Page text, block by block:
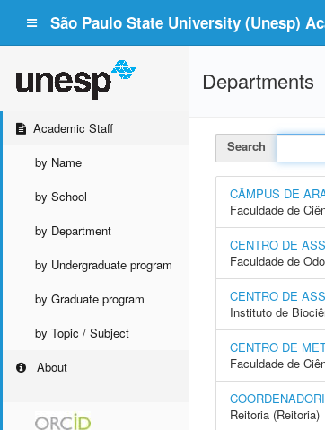
São Paulo State University (Unesp)
Academic Staff
by Name
by School
by Department
by Undergraduate program
by Graduate program
by Topic / Subject
About
Departments
Search
CÂMPUS DE
Faculdade de
CENTRO DE
Faculdade de
CENTRO DE
Instituto de
CENTRO DE
Faculdade de
Reitoria (Reitoria)